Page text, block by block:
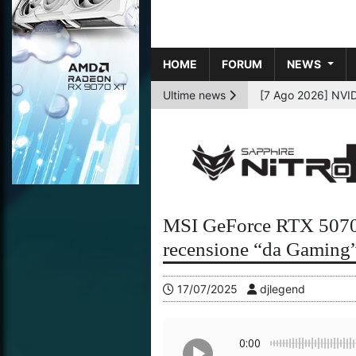
HOME FORUM NEWS
Ultime news
[6 Ago 2026]
MSI GeForce RTX
recensione “da
17/07/2025 djlegend
0:00